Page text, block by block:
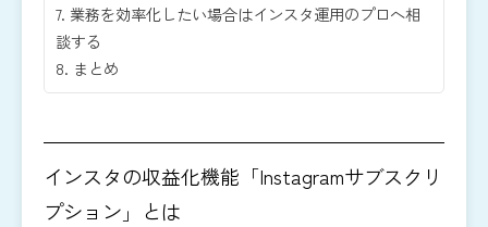
7. 業務を効率化したい場合はインスタ運用のプロへ相
談する
8. まとめ
インスタの収益化機能「Instagramサブスクリ
プション」とは